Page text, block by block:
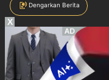
Dengarkan Berita
X